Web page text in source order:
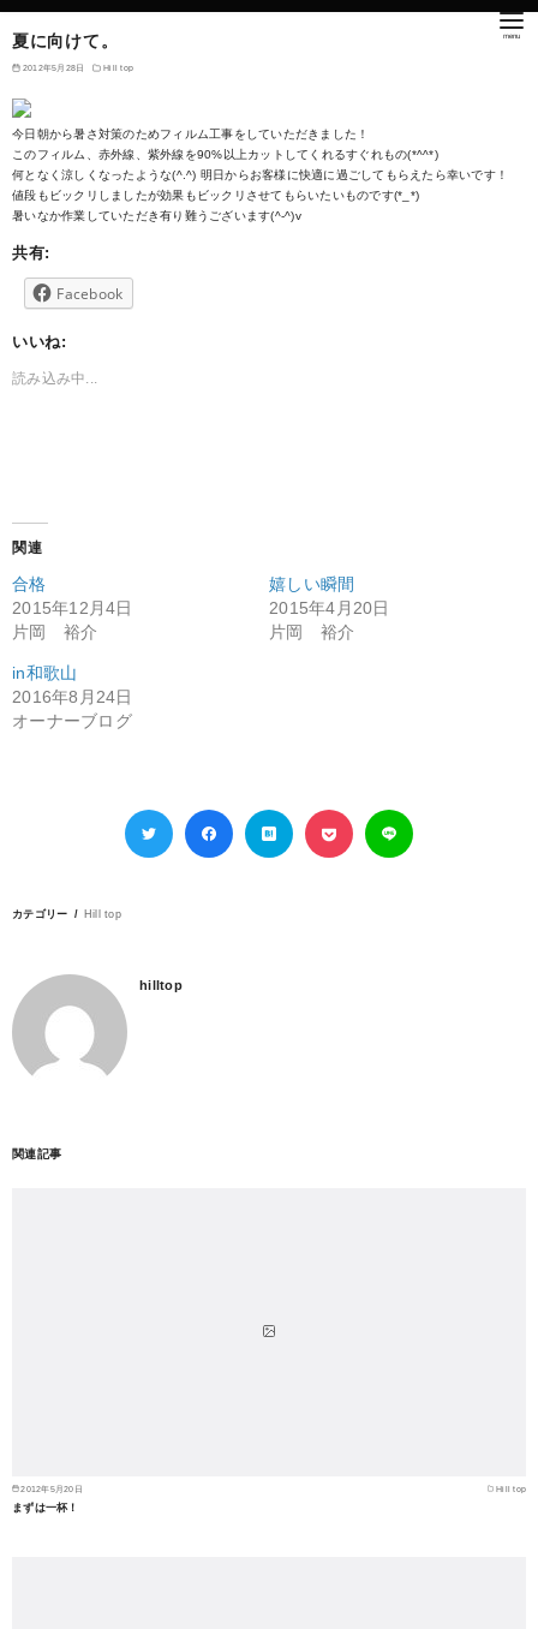
夏に向けて。
2012年5月28日 Hill top
今日朝から暑さ対策のためフィルム工事をしていただきました！
このフィルム、赤外線、紫外線を90%以上カットしてくれるすぐれもの(*^^*)
何となく涼しくなったような(^.^) 明日からお客様に快適に過ごしてもらえたら幸いです！
値段もビックリしましたが効果もビックリさせてもらいたいものです(*_*)
暑いなか作業していただき有り難うございます(^-^)v
共有:
Facebook
いいね:
読み込み中...
関連
合格
2015年12月4日
片岡 裕介
嬉しい瞬間
2015年4月20日
片岡 裕介
in和歌山
2016年8月24日
オーナーブログ
カテゴリー Hill top
hilltop
関連記事
2012年5月20日 Hill top
まずは一杯！